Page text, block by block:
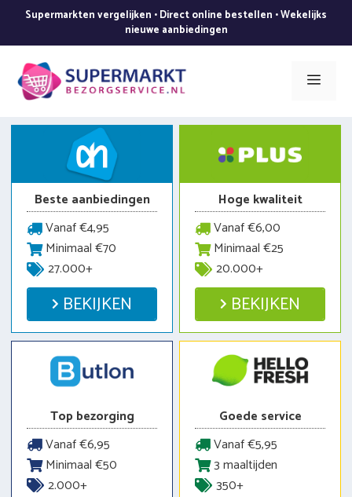
de
inhoud
Supermarkten vergelijken • Direct online bestellen • Wekelijks
nieuwe aanbiedingen
Menu
Beste aanbiedingen
Vanaf €4,95
Minimaal €70
27.000+
BEKIJKEN
Hoge kwaliteit
Vanaf €6,00
Minimaal €25
20.000+
BEKIJKEN
Top bezorging
Vanaf €6,95
Minimaal €50
2.000+
Goede service
Vanaf €5,95
3 maaltijden
350+